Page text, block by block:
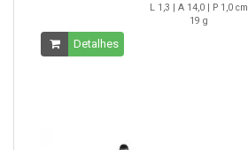
L 1,3 | A 14,0 | P 1,0 cm
19 g
Detalhes